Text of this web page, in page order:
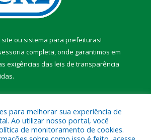
ou sistema para prefeituras!
completa, onde garantimos em
exigências das leis de transparência
para melhorar sua experiência de
Ao utilizar nosso portal, você
de monitoramento de cookies.